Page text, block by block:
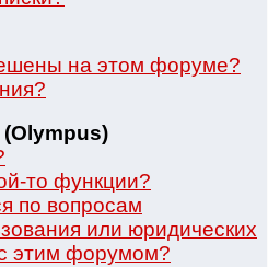
на этом форуме?
то функции?
по вопросам
или юридических
этим форумом?